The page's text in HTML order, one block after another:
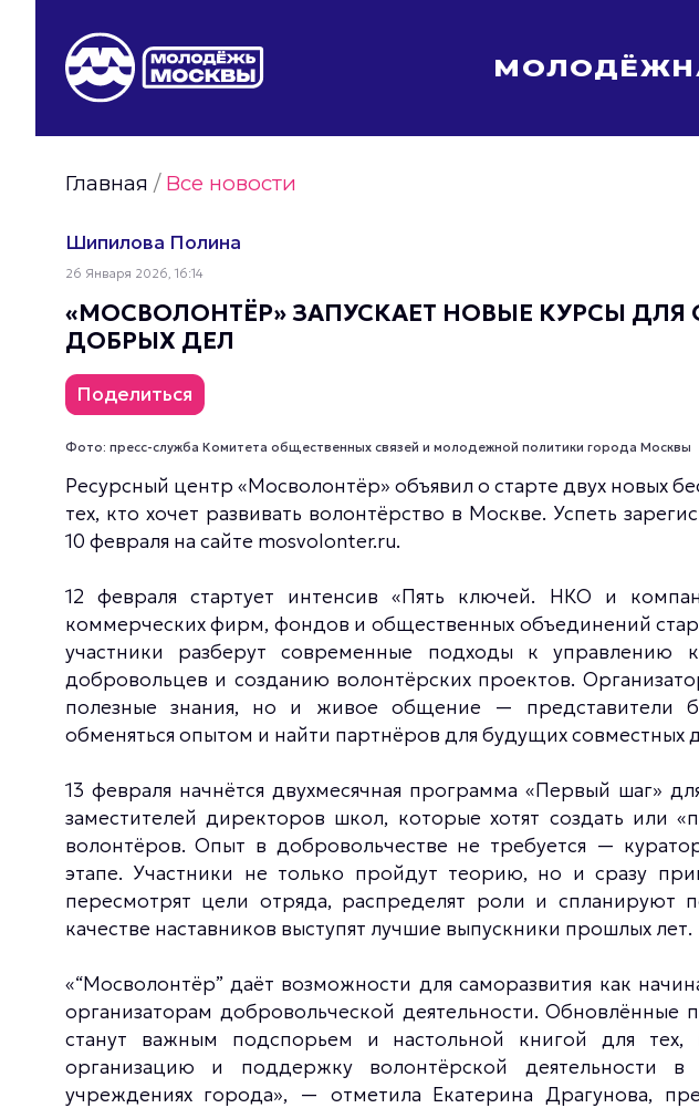
Видео Молодёжи Москвы
Молодёжь Москвы зелёная
Фото Молодёжи Москвы
Статьи Молодёжи Москвы
Молодёжь Москвы культурная
Молодёжь Москвы
Главная /Все новости
Шипилова Полина
26 Января 2026, 16:14
«МОСВОЛОНТЁР» ЗАПУСКАЕТ НОВЫЕ КУРСЫ ДЛЯ
ДОБРЫХ ДЕЛ
Поделиться
Фото: пресс-служба Комитета общественных связей и молодежной политики города Москвы
Ресурсный центр «Мосволонтёр» объявил о старте двух новых
тех, кто хочет развивать волонтёрство в Москве. Успеть
10 февраля на сайте mosvolonter.ru.
12 февраля стартует интенсив «Пять ключей. НКО и
коммерческих фирм, фондов и общественных объединений
участники разберут современные подходы к управлению
добровольцев и созданию волонтёрских проектов.
полезные знания, но и живое общение — представители
обменяться опытом и найти партнёров для будущих совместных
13 февраля начнётся двухмесячная программа «Первый шаг»
заместителей директоров школ, которые хотят создать или
волонтёров. Опыт в добровольчестве не требуется —
этапе. Участники не только пройдут теорию, но и сразу
пересмотрят цели отряда, распределят роли и спланируют
качестве наставников выступят лучшие выпускники прошлых лет.
«“Мосволонтёр” даёт возможности для саморазвития как
организаторам добровольческой деятельности. Обновлённые
станут важным подспорьем и настольной книгой для тех,
организацию и поддержку волонтёрской деятельности
учреждениях города», — отметила Екатерина Драгунова,